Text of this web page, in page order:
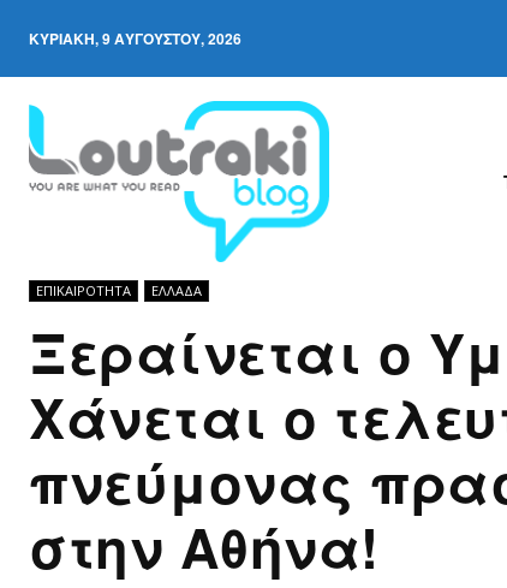
ΚΥΡΙΑΚΉ, 9 ΑΥΓΟΎΣΤΟΥ, 2026
ΕΠΙΚΑΙΡΟΤΗΤΑ ΕΛΛΆΔΑ
Ξεραίνεται ο
Χάνεται ο
πνεύμονας
στην Αθήνα!